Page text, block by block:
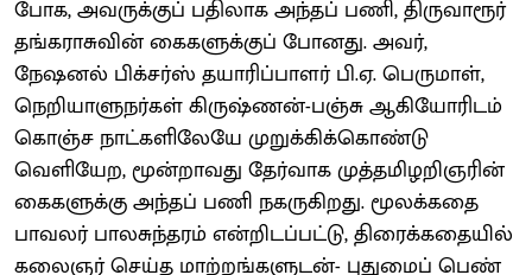
போக, அவருக்குப் பதிலாக அந்தப் பணி, திருவாரூர்
தங்கராசுவின் கைகளுக்குப் போனது. அவர்,
நேஷனல் பிக்சர்ஸ் தயாரிப்பாளர் பி.ஏ. பெருமாள்,
நெறியாளுநர்கள் கிருஷ்ணன்-பஞ்சு ஆகியோரிடம்
கொஞ்ச நாட்களிலேயே முறுக்கிக்கொண்டு
வெளியேற, மூன்றாவது தேர்வாக முத்தமிழறிஞரின்
கைகளுக்கு அந்தப் பணி நகருகிறது. மூலக்கதை
பாவலர் பாலசுந்தரம் என்றிடப்பட்டு, திரைக்கதையில்
கலைஞர் செய்த மாற்றங்களுடன்- புதுமைப் பெண்